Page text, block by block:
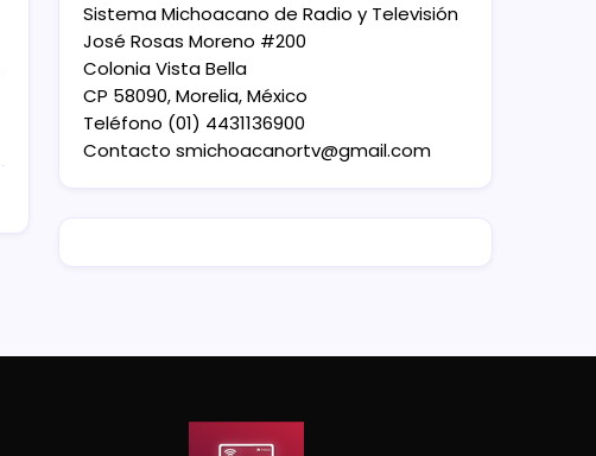
Sistema Michoacano de Radio y Televisión
José Rosas Moreno #200
Colonia Vista Bella
CP 58090, Morelia, México
Teléfono (01) 4431136900
Contacto smichoacanortv@gmail.com